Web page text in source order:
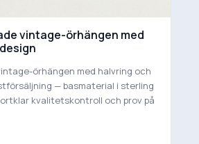
vintage-örhängen med
örhängen med halvring och
— basmaterial i sterling
kvalitetskontroll och prov på